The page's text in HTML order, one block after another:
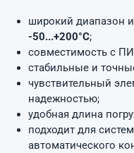
широкий диапазон
-50...+200°C;
совместимость с
стабильные и
чувствительный
надежностью;
удобная длина
подходит для
автоматического